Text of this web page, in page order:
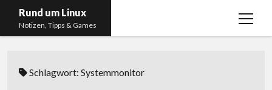
Rund um Linux
Notizen, Tipps & Games
Menü
Linux
Schlagwort:Systemmonitor